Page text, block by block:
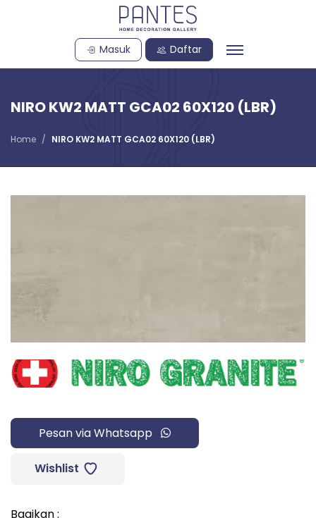
Masuk Daftar
NIRO KW2 MATT GCA02 60X120 (LBR)
Home NIRO KW2 MATT GCA02 60X120 (LBR)
Pesan via Whatsapp
Wishlist
Bagikan :